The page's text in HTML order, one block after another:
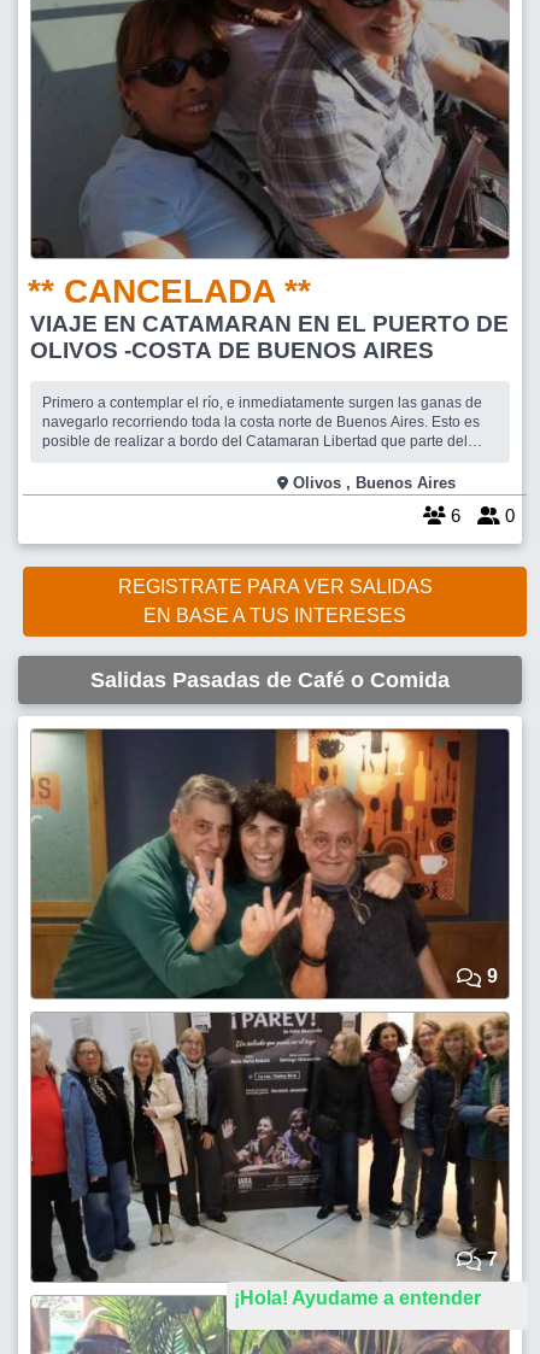
¡Hola! Ayudame a entender
** CANCELADA **
VIAJE EN CATAMARAN EN EL PUERTO DE
OLIVOS -COSTA DE BUENOS AIRES
Primero a contemplar el río, e inmediatamente surgen las ganas de
navegarlo recorriendo toda la costa norte de Buenos Aires. Esto es
posible de realizar a bordo del Catamaran Libertad que parte del
indescrip
Olivos , Buenos Aires
6 0
REGISTRATE PARA VER SALIDAS
EN BASE A TUS INTERESES
Salidas Pasadas de Café o Comida
9
7